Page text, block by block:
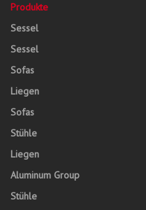
Produkte
Sessel
Sessel
Sofas
Liegen
Sofas
Stühle
Liegen
Aluminum Group
Stühle